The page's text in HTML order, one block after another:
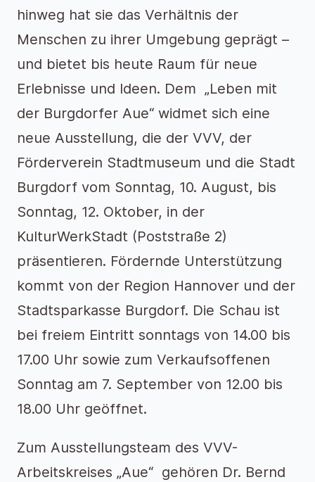
hinweg hat sie das Verhältnis der
Menschen zu ihrer Umgebung geprägt –
und bietet bis heute Raum für neue
Erlebnisse und Ideen. Dem „Leben mit
der Burgdorfer Aue“ widmet sich eine
neue Ausstellung, die der VVV, der
Förderverein Stadtmuseum und die Stadt
Burgdorf vom Sonntag, 10. August, bis
Sonntag, 12. Oktober, in der
KulturWerkStadt (Poststraße 2)
präsentieren. Fördernde Unterstützung
kommt von der Region Hannover und der
Stadtsparkasse Burgdorf. Die Schau ist
bei freiem Eintritt sonntags von 14.00 bis
17.00 Uhr sowie zum Verkaufsoffenen
Sonntag am 7. September von 12.00 bis
18.00 Uhr geöffnet.
Zum Ausstellungsteam des VVV-
Arbeitskreises „Aue“ gehören Dr. Bernd